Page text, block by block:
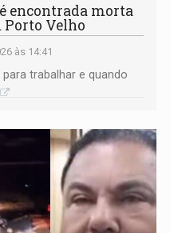
encontrada morta
Porto Velho
às 14:41
trabalhar e quando